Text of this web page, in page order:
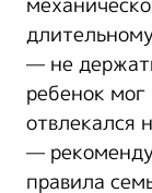
— не
ребенок
отвлекался
—
правила